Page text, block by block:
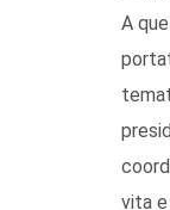
A
vita